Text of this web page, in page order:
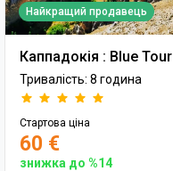
Найкращий продавець
Каппадокія : Blue Tour
Тривалість: 8 година
Стартова ціна
60 €
знижка до %14